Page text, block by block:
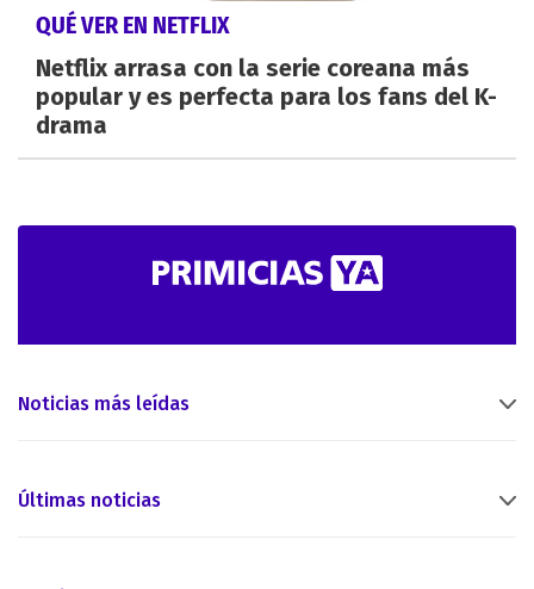
QUÉ VER EN NETFLIX
Netflix arrasa con la serie coreana más
popular y es perfecta para los fans del K-
drama
Noticias más leídas
Últimas noticias